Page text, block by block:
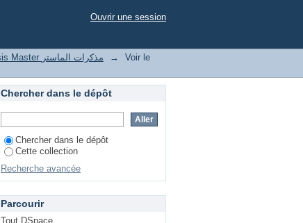
Ouvrir une session
Thesis Master مذكرات الماستر →
Voir le
Chercher dans le dépôt
Chercher dans le dépôt
Cette collection
Recherche avancée
Parcourir
Tout DSpace